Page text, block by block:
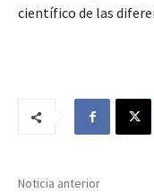
científico de las
Noticia anterior